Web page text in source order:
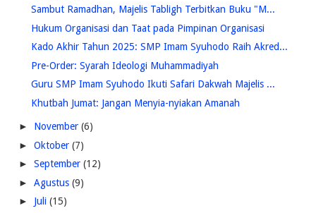
Sambut Ramadhan, Majelis Tabligh Terbitkan Buku "M...
Hukum Organisasi dan Taat pada Pimpinan Organisasi
Kado Akhir Tahun 2025: SMP Imam Syuhodo Raih Akred...
Pre-Order: Syarah Ideologi Muhammadiyah
Guru SMP Imam Syuhodo Ikuti Safari Dakwah Majelis ...
Khutbah Jumat: Jangan Menyia-nyiakan Amanah
► November (6)
► Oktober (7)
► September (12)
► Agustus (9)
► Juli (15)